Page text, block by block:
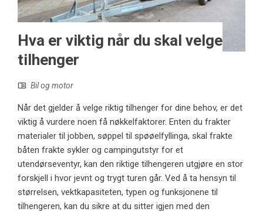
Hva er viktig når du skal velge
tilhenger
Bil og motor
Når det gjelder å velge riktig tilhenger for dine behov, er det
viktig å vurdere noen få nøkkelfaktorer. Enten du frakter
materialer til jobben, søppel til spøøelfyllinga, skal frakte
båten frakte sykler og campingutstyr for et
utendørseventyr, kan den riktige tilhengeren utgjøre en stor
forskjell i hvor jevnt og trygt turen går. Ved å ta hensyn til
størrelsen, vektkapasiteten, typen og funksjonene til
tilhengeren, kan du sikre at du sitter igjen med den